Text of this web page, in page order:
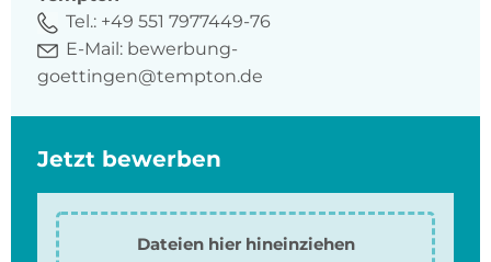
Tel.: +49 551 7977449-76
E-Mail: bewerbung-
goettingen@tempton.de
Jetzt bewerben
Dateien hier hineinziehen